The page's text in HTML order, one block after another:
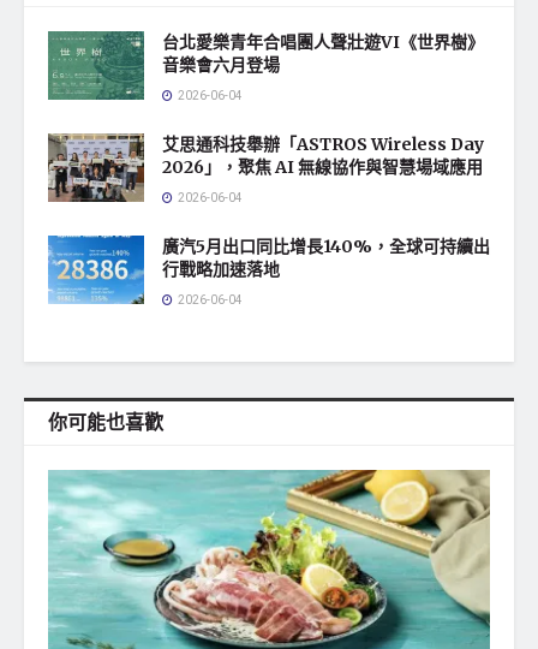
台北愛樂青年合唱團人聲壯遊VI《世界樹》
音樂會六月登場
2026-06-04
艾思通科技舉辦「ASTROS Wireless Day
2026」，聚焦 AI 無線協作與智慧場域應用
2026-06-04
廣汽5月出口同比增長140%，全球可持續出
行戰略加速落地
2026-06-04
你可能也喜歡